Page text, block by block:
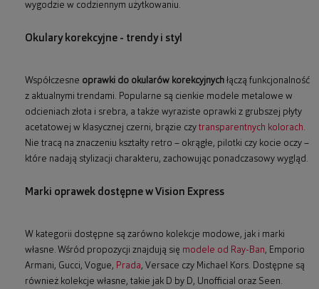
wygodzie w codziennym użytkowaniu.
Okulary korekcyjne - trendy i styl
Współczesne oprawki do okularów korekcyjnych łączą funkcjonalność
z aktualnymi trendami. Popularne są cienkie modele metalowe w
odcieniach złota i srebra, a także wyraziste oprawki z grubszej płyty
acetatowej w klasycznej czerni, brązie czy transparentnych kolorach.
Nie tracą na znaczeniu kształty retro – okrągłe, pilotki czy kocie oczy –
które nadają stylizacji charakteru, zachowując ponadczasowy wygląd.
Marki oprawek dostępne w Vision Express
W kategorii dostępne są zarówno kolekcje modowe, jak i marki
własne. Wśród propozycji znajdują się modele od Ray-Ban, Emporio
Armani, Gucci, Vogue, Prada, Versace czy Michael Kors. Dostępne są
również kolekcje własne, takie jak D by D, Unofficial oraz Seen.